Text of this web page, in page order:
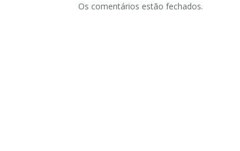
Os comentários estão fechados.